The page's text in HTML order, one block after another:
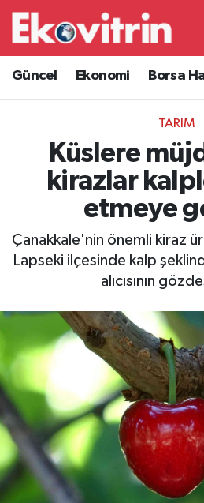
Güncel Ekonomi Borsa
TARIM
Küslere
kirazlar
etmeye
Çanakkale'nin önemli kiraz
Lapseki ilçesinde kalp
alıcısının
Güncel
Ekonomi
Borsa Haberleri
İş Dünyası
Lojistik
Otovitrin
Magazin
Gayrimenkul
Spor
Eğitim
Hava Durumu
Trafik Durumu
Süper Lig Puan Durumu
Tüm Manşetler
Son Dakika Haberleri
Haber Arşivi